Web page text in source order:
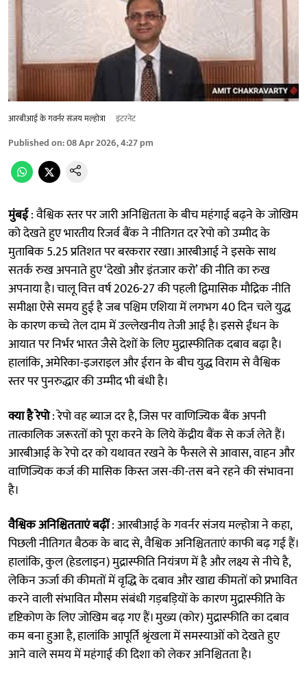
आरबीआई के गवर्नर संजय मल्होत्रा इंटरनेट
Published on:08 Apr 2026, 4:27 pm
मुंबई: वैश्विक स्तर पर जारी अनिश्चितता के बीच महंगाई बढ़ने के जोखिम
को देखते हुए भारतीय रिजर्व बैंक ने नीतिगत दर रेपो को उम्मीद के
मुताबिक 5.25 प्रतिशत पर बरकरार रखा। आरबीआई ने इसके साथ
सतर्क रुख अपनाते हुए ‘देखो और इंतजार करो’ की नीति का रुख
अपनाया है। चालू वित्त वर्ष 2026-27 की पहली द्विमासिक मौद्रिक नीति
समीक्षा ऐसे समय हुई है जब पश्चिम एशिया में लगभग 40 दिन चले युद्ध
के कारण कच्चे तेल दाम में उल्लेखनीय तेजी आई है। इससे ईंधन के
आयात पर निर्भर भारत जैसे देशों के लिए मुद्रास्फीतिक दबाव बढ़ा है।
हालांकि, अमेरिका-इजराइल और ईरान के बीच युद्ध विराम से वैश्विक
स्तर पर पुनरुद्धार की उम्मीद भी बंधी है।
क्या है रेपो: रेपो वह ब्याज दर है, जिस पर वाणिज्यिक बैंक अपनी
तात्कालिक जरूरतों को पूरा करने के लिये केंद्रीय बैंक से कर्ज लेते हैं।
आरबीआई के रेपो दर को यथावत रखने के फैसले से आवास, वाहन और
वाणिज्यिक कर्ज की मासिक किस्त जस-की-तस बने रहने की संभावना
है।
वैश्विक अनिश्चितताएं बढ़ीं: आरबीआई के गवर्नर संजय मल्होत्रा ने कहा,
पिछली नीतिगत बैठक के बाद से, वैश्विक अनिश्चितताएं काफी बढ़ गई हैं।
हालांकि, कुल (हेडलाइन) मुद्रास्फीति नियंत्रण में है और लक्ष्य से नीचे है,
लेकिन ऊर्जा की कीमतों में वृद्धि के दबाव और खाद्य कीमतों को प्रभावित
करने वाली संभावित मौसम संबंधी गड़बड़ियों के कारण मुद्रास्फीति के
दृष्टिकोण के लिए जोखिम बढ़ गए हैं। मुख्य (कोर) मुद्रास्फीति का दबाव
कम बना हुआ है, हालांकि आपूर्ति श्रृंखला में समस्याओं को देखते हुए
आने वाले समय में महंगाई की दिशा को लेकर अनिश्चितता है।